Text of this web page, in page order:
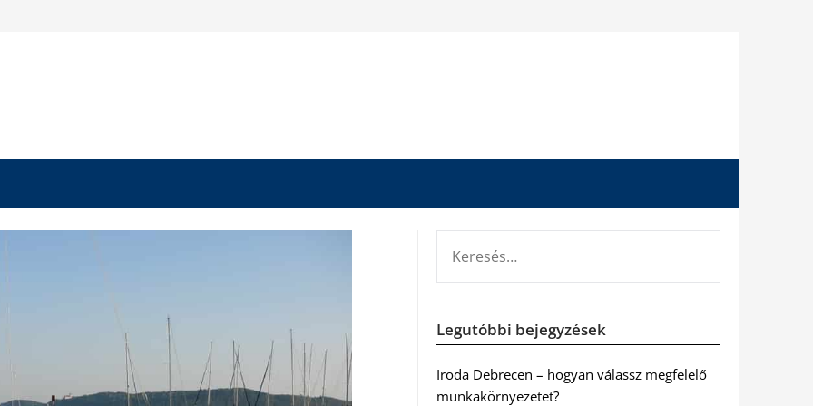
Legutóbbi bejegyzések
Iroda Debrecen – hogyan válassz megfelelő
munkakörnyezetet?